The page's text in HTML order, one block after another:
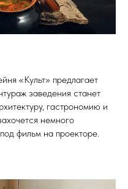
«Культ» предлагает
заведения станет
гастрономию и
немного
фильм на проекторе.